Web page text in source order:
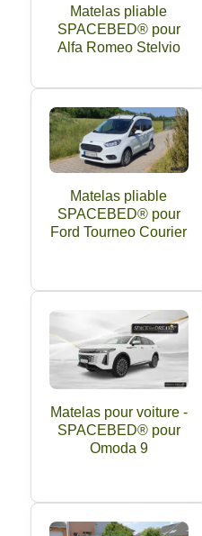
Matelas pliable
SPACEBED® pour
Alfa Romeo Stelvio
Matelas pliable
SPACEBED® pour
Ford Tourneo Courier
Matelas pour voiture -
SPACEBED® pour
Omoda 9